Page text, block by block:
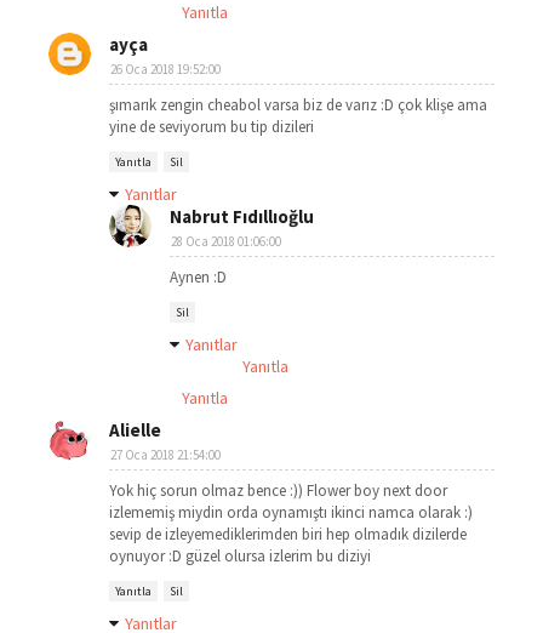
Yanıtla
ayça
26 Oca 2018 19:52:00
şımarık zengin cheabol varsa biz de varız :D çok klişe ama
yine de seviyorum bu tip dizileri
Yanıtla Sil
Yanıtlar
Nabrut Fıdıllıoğlu
28 Oca 2018 01:06:00
Aynen :D
Sil
Yanıtlar
Yanıtla
Yanıtla
Alielle
27 Oca 2018 21:54:00
Yok hiç sorun olmaz bence :)) Flower boy next door
izlememiş miydin orda oynamıştı ikinci namca olarak :)
sevip de izleyemediklerimden biri hep olmadık dizilerde
oynuyor :D güzel olursa izlerim bu diziyi
Yanıtla Sil
Yanıtlar